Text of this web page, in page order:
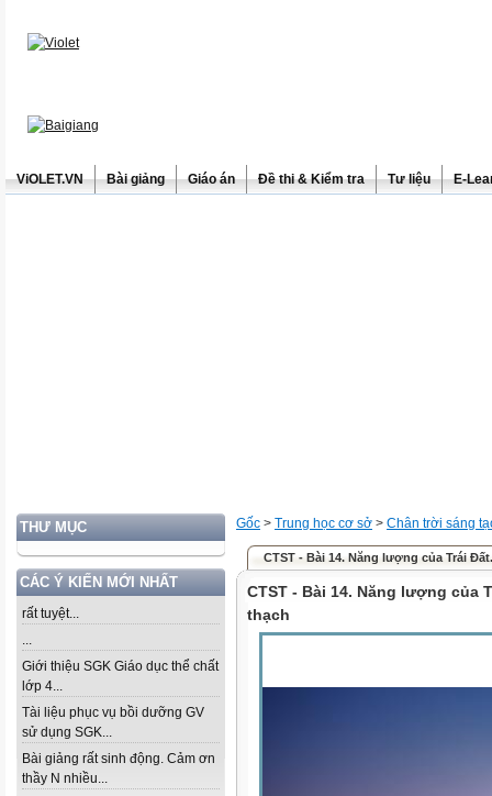
ViOLET.VN Bài giảng Giáo án Đề thi & Kiểm tra Tư liệu E-
THƯ MỤC
CÁC Ý KIẾN MỚI NHẤT
rất tuyệt...
...
Giới thiệu SGK Giáo dục thể chất
lớp 4...
Tài liệu phục vụ bồi dưỡng GV
sử dụng SGK...
Bài giảng rất sinh động. Cảm ơn
thầy N nhiều...
Gốc > Trung học cơ sở > Chân trời sáng
CTST - Bài 14. Năng lượng của Trái
CTST - Bài 14. Năng lượng của
thạch